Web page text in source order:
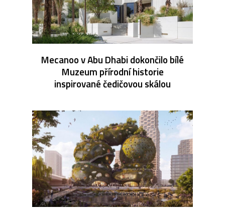
Mecanoo v Abu Dhabi dokončilo bílé
Muzeum přírodní historie
inspirované čedičovou skálou